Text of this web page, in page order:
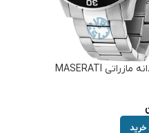
ساعت مچی مردانه مازراتی MASERATI
خرید